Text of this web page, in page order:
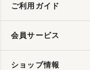
ご利用ガイド
会員サービス
ショップ情報